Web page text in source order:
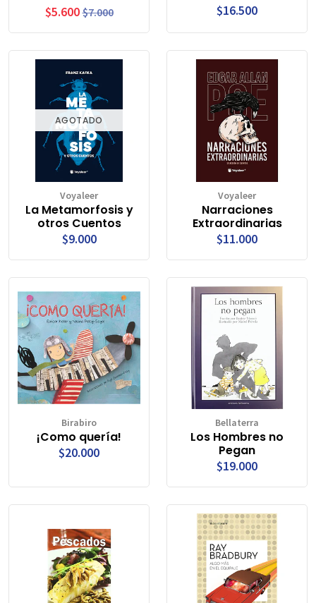
$5.600 $7.000 $16.500
AGOTADO
Voyaleer
La Metamorfosis y
otros Cuentos
$9.000
Voyaleer
Narraciones
Extraordinarias
$11.000
Birabiro
¡Como quería!
$20.000
Bellaterra
Los Hombres no
Pegan
$19.000